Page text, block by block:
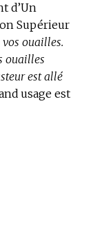
d’Un
Supérieur
ouailles.
ouailles
est allé
usage est